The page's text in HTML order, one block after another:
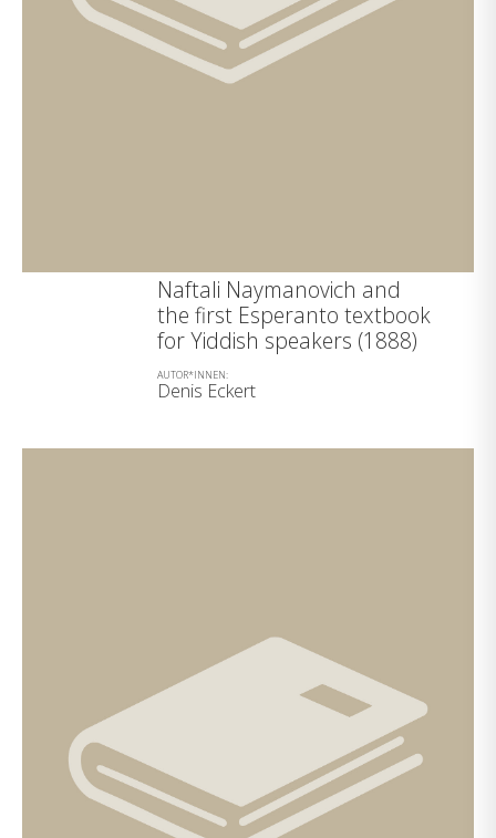
Naftali Naymanovich and
the first Esperanto textbook
for Yiddish speakers (1888)
AUTOR*INNEN:
Denis Eckert